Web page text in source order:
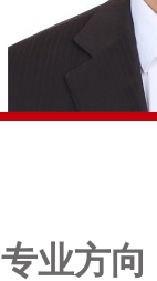
专业方向